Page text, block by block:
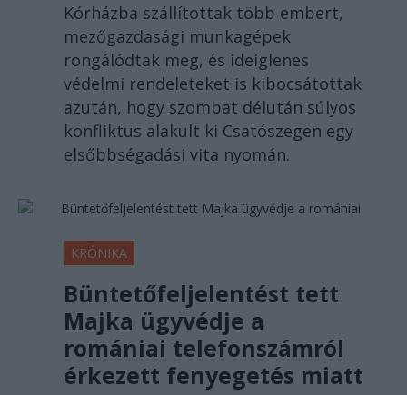
Kórházba szállítottak több embert,
mezőgazdasági munkagépek
rongálódtak meg, és ideiglenes
védelmi rendeleteket is kibocsátottak
azután, hogy szombat délután súlyos
konfliktus alakult ki Csatószegen egy
elsőbbségadási vita nyomán.
KRÓNIKA
Büntetőfeljelentést tett
Majka ügyvédje a
romániai telefonszámról
érkezett fenyegetés miatt